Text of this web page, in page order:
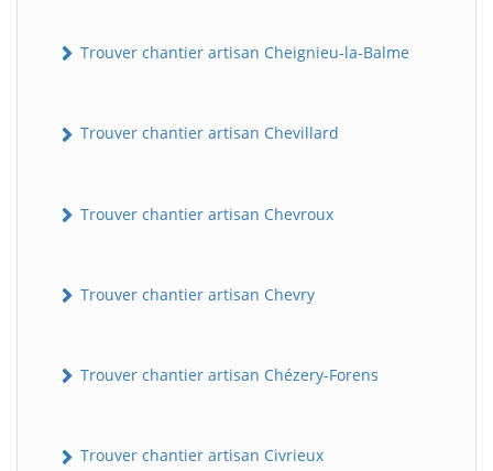
Trouver chantier artisan Cheignieu-la-Balme
Trouver chantier artisan Chevillard
Trouver chantier artisan Chevroux
Trouver chantier artisan Chevry
Trouver chantier artisan Chézery-Forens
Trouver chantier artisan Civrieux